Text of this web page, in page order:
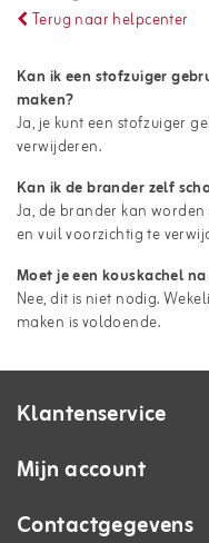
Terug naar helpcenter
Kan ik een stofzuiger
maken?
Ja, je kunt een stofzuiger
verwijderen.
Kan ik de brander zelf
Ja, de brander kan
en vuil voorzichtig te
Moet je een kouskachel
Nee, dit is niet nodig.
maken is voldoende.
Klantenservice
Mijn account
Contactgegevens